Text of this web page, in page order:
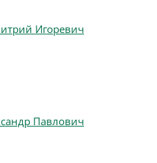
Игоревич
Павлович